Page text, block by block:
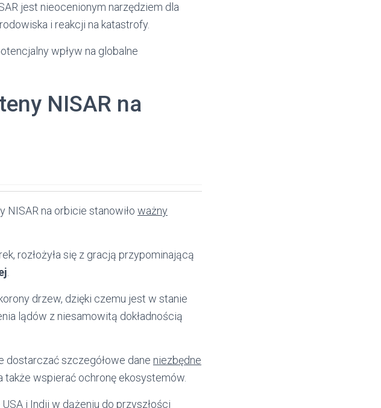
jest nieocenionym narzędziem dla
i reakcji na katastrofy.
wpływ na globalne
NISAR na
NISAR na orbicie stanowiło ważny
rozłożyła się z gracją przypominającą
drzew, dzięki czemu jest w stanie
lądów z niesamowitą dokładnością
dostarczać szczegółowe dane niezbędne
także wspierać ochronę ekosystemów.
i Indii w dążeniu do przyszłości